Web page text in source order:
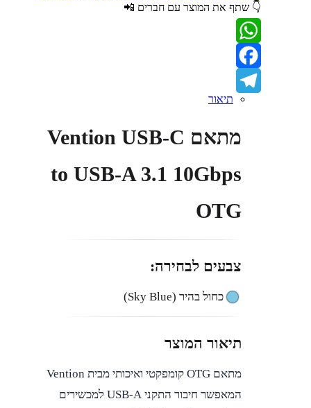
👇 שתף את המוצר עם חברים 📲
WhatsApp
Facebook
Telegram
תיאור
מתאם Vention USB-C
to USB-A 3.1 10Gbps
OTG
צבעים לבחירה:
כחול בהיר (Sky Blue)
תיאור המוצר
מתאם OTG קומפקטי ואיכותי מבית Vention
המאפשר חיבור התקני USB-A למכשירים